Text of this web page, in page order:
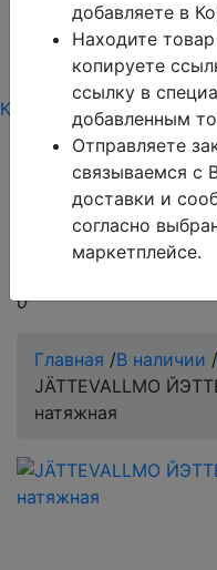
Контакты
режим работы
Корзина
Каталог
Тарифы
Обратите внимание!
товарам, которые
Если Вы не нашли то,
0
Главная /В наличии /
JÄTTEVALLMO
натяжная
добавляете в
Находите
копируете
ссылку в
добавленным
Отправляете
связываемся с
доставки и
согласно
маркетплейсе.